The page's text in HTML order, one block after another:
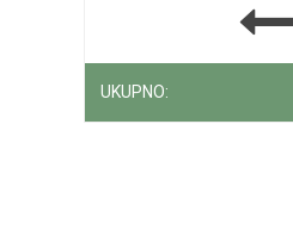
UKUPNO: